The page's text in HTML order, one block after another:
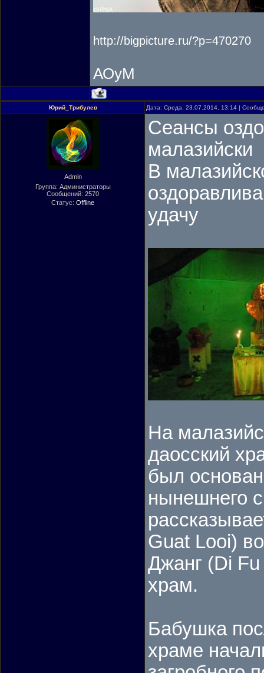
http://bigpicture.ru/?p=470270
АОуМ
Юрий_Трибулев Дата: Среда, 23.07.2014, 13:14 |
Admin
Группа: Администраторы
Сообщений: 2570
Статус: Offline
Сеансы
малазийски
В
удачу
На
даосский
был
нынешнего
Guat Looi)
Джанг (Di Fu
храм.
Бабушка
храме